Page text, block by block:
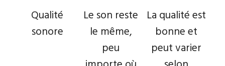
Qualité
sonore
Le son reste
le même,
peu
La qualité est
bonne et
peut varier